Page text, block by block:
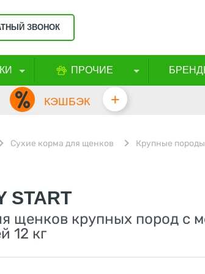
ЗВОНОК
ПРОЧИЕ
КЭШБЭК +
Сухие корма для щенков Крупные породы
START
щенков крупных пород с
12 кг